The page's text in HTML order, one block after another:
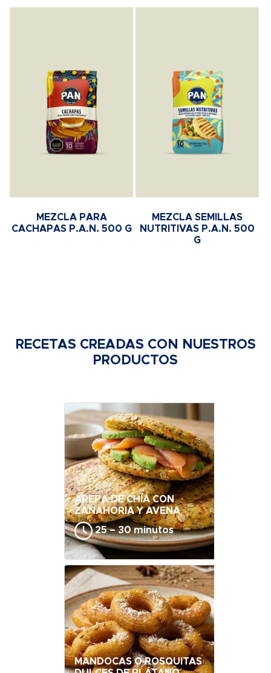
MEZCLA PARA
CACHAPAS P.A.N. 500 G
MEZCLA SEMILLAS
NUTRITIVAS P.A.N. 500
G
RECETAS CREADAS CON NUESTROS
PRODUCTOS
AREPA DE CHÍA CON
ZANAHORIA Y AVENA
25 – 30 minutos
MANDOCAS O ROSQUITAS